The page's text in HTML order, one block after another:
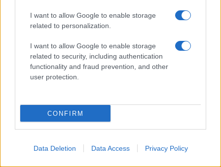
I want to allow Google to enable storage
related to personalization.
I want to allow Google to enable storage
related to security, including authentication
functionality and fraud prevention, and other
user protection.
CONFIRM
Data Deletion Data Access Privacy Policy